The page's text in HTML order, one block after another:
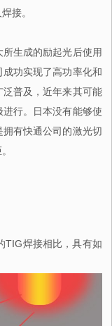
接。
生成的励起光后使用
功实现了高功率化和
普及，近年来其可能
行。日本没有能够使
有快通公司的激光切
TIG焊接相比，具有如